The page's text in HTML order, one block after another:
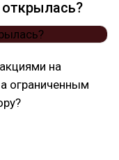
на
ограниченным